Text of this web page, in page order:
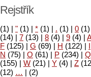
Rejstřík
(1) | " (1) | * (1) | . (1) | 0 (1)
(14) | 7 (13) | 8 (4) | 9 (4) | A
F (125) | G (69) | H (122) | I
N (75) | O (61) | P (234) | Q
(155) | W (21) | Y (4) | Z
(2)
|
…
(12)